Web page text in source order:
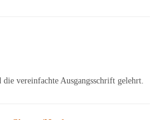
vereinfachte Ausgangsschrift gelehrt.